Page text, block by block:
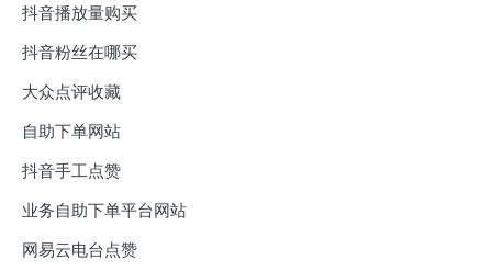
抖音播放量购买
抖音粉丝在哪买
大众点评收藏
自助下单网站
抖音手工点赞
业务自助下单平台网站
网易云电台点赞